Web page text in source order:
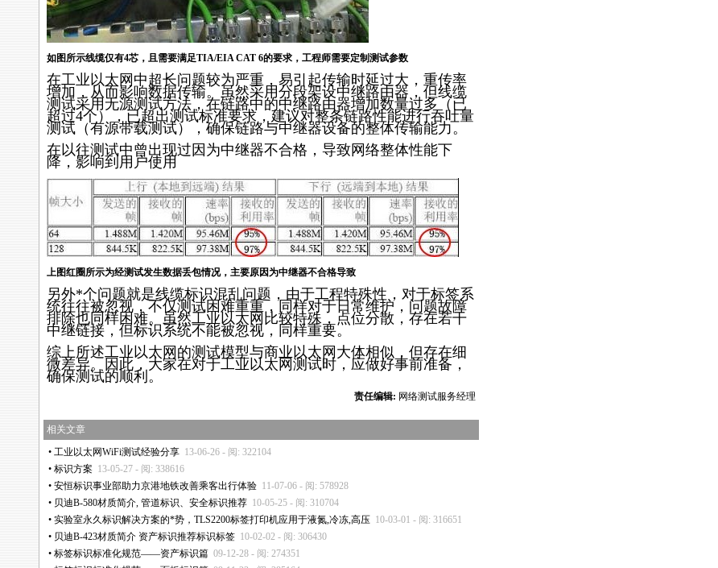
如图所示线缆仅有4芯，且需要满足TIA/EIA CAT 6的要求，工程师需要定制测试参数
在工业以太网中超长问题较为严重，易引起传输时延过大，重传率
增加，从而影响数据传输。虽然采用分段架设中继路由器，但线缆
测试采用无源测试方法，在链路中的中继路由器增加数量过多（已
超过4个），已超出测试标准要求，建议对整条链路性能进行吞吐量
测试（有源带载测试），确保链路与中继器设备的整体传输能力。
在以往测试中曾出现过因为中继器不合格，导致网络整体性能下
降，影响到用户使用
上图红圈所示为经测试发生数据丢包情况，主要原因为中继器不合格导致
另外*个问题就是线缆标识混乱问题，由于工程特殊性，对于标签系
统往往被忽视，不仅测试困难重重，同样对于日常维护，问题故障
排除也同样困难。虽然工业以太网比较特殊，点位分散，存在若干
中继链接，但标识系统不能被忽视，同样重要。
综上所述工业以太网的测试模型与商业以太网大体相似，但存在细
微差异。因此，大家在对于工业以太网测试时，应做好事前准备，
确保测试的顺利。
责任编辑: 网络测试服务经理
相关文章
• 工业以太网WiFi测试经验分享 13-06-26 - 阅: 322104
• 标识方案 13-05-27 - 阅: 338616
• 安恒标识事业部助力京港地铁改善乘客出行体验 11-07-06 - 阅: 578928
• 贝迪B-580材质简介, 管道标识、安全标识推荐 10-05-25 - 阅: 310704
• 实验室永久标识解决方案的*势，TLS2200标签打印机应用于液氮,冷冻,高压 10-03-01 - 阅: 316651
• 贝迪B-423材质简介 资产标识推荐标识标签 10-02-02 - 阅: 306430
• 标签标识标准化规范——资产标识篇 09-12-28 - 阅: 274351